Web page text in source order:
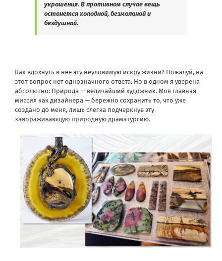
украшения. В противном случае вещь
останется холодной, безмолвной и
бездушной.
Как вдохнуть в нее эту неуловимую искру жизни? Пожалуй, на
этот вопрос нет однозначного ответа. Но в одном я уверена
абсолютно: Природа — величайший художник. Моя главная
миссия как дизайнера — бережно сохранить то, что уже
создано до меня, лишь слегка подчеркнув эту
завораживающую природную драматургию.